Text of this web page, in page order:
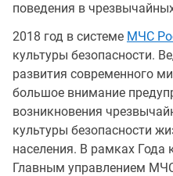
поведения в
2018 год в системе МЧС
культуры безопасности.
развития современного
большое внимание
возникновения
культуры безопасности
населения. В рамках Года
Главным управлением